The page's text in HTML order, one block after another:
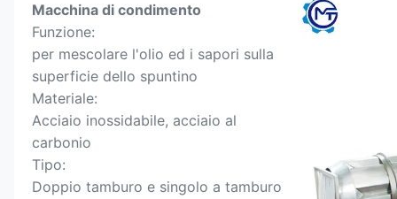
Macchina di condimento
Funzione:
per mescolare l'olio ed i sapori sulla
superficie dello spuntino
Materiale:
Acciaio inossidabile, acciaio al
carbonio
Tipo:
Doppio tamburo e singolo a tamburo